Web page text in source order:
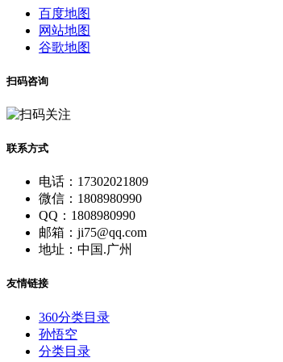
百度地图
网站地图
谷歌地图
扫码咨询
联系方式
电话：17302021809
微信：1808980990
QQ：1808980990
邮箱：ji75@qq.com
地址：中国.广州
友情链接
360分类目录
孙悟空
分类目录